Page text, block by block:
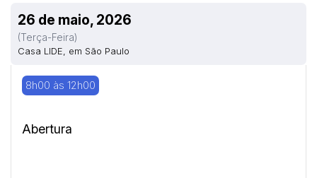
26 de maio, 2026
(terça-Feira)
Casa LIDE, em São Paulo
8h00 às 12h00
Abertura